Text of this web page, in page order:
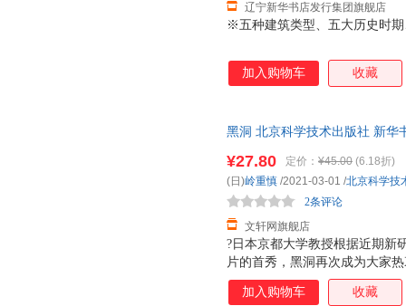
※五种建筑类型、五大历史时
辽宁新华书店发行集团旗舰店
加入购物车 收藏
黑洞 北京科学技术出版社 新华
?日本京都大学教授根据近期新
片的首秀，黑洞再次成为大家
时、丹麦、智利、日本和中国
们期望已久的黑洞的第一张照
¥27.80 定价： ¥45.00 (6.18折)
文轩网旗舰店
2条评论
(日)岭重慎 /2021-03-01 /北京科学技
加入购物车 收藏